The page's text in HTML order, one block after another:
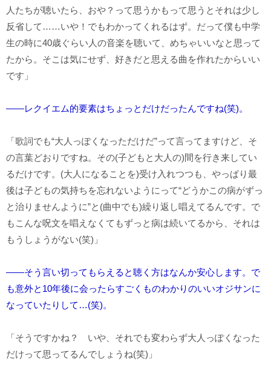
人たちが聴いたら、おや？って思うかもって思うとそれは少し
反省して……いや！でもわかってくれるはず。だって僕も中学
生の時に40歳ぐらい人の音楽を聴いて、めちゃいいなと思って
たから。そこは気にせず、好きだと思える曲を作れたからいい
です」
――レクイエム的要素はちょっとだけだったんですね(笑)。
「歌詞でも“大人っぽくなっただけだ”って言ってますけど、そ
の言葉どおりですね。その(子どもと大人の)間を行き来してい
るだけです。(大人になることを)受け入れつつも、やっぱり最
後は子どもの気持ちを忘れないようにって“どうかこの病がずっ
と治りませんように”と(曲中でも)繰り返し唱えてるんです。で
もこんな呪文を唱えなくてもずっと病は続いてるから、それは
もうしょうがない(笑)」
――そう言い切ってもらえると聴く方はなんか安心します。で
も意外と10年後に会ったらすごくものわかりのいいオジサンに
なっていたりして…(笑)。
「そうですかね？ いや、それでも変わらず大人っぽくなった
だけって思ってるんでしょうね(笑)」